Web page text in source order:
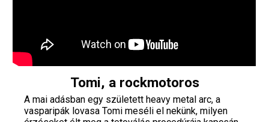
Tomi, a rockmotoros
A mai adásban egy született heavy metal arc, a
vasparipák lovasa Tomi meséli el nekünk, milyen